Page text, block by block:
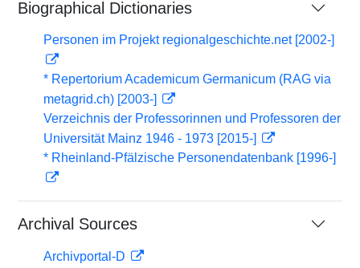
Biographical Dictionaries
Personen im Projekt regionalgeschichte.net [2002-]
* Repertorium Academicum Germanicum (RAG via
metagrid.ch) [2003-]
Verzeichnis der Professorinnen und Professoren der
Universität Mainz 1946 - 1973 [2015-]
* Rheinland-Pfälzische Personendatenbank [1996-]
Archival Sources
Archivportal-D